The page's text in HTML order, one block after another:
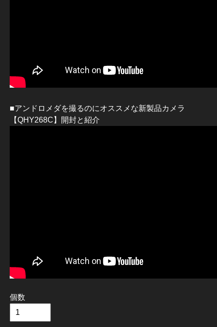
■アンドロメダを撮るのにオススメな新製品カメラ
【QHY268C】開封と紹介
個数